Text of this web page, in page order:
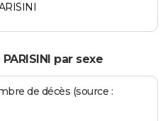
par sexe
de décès (source :